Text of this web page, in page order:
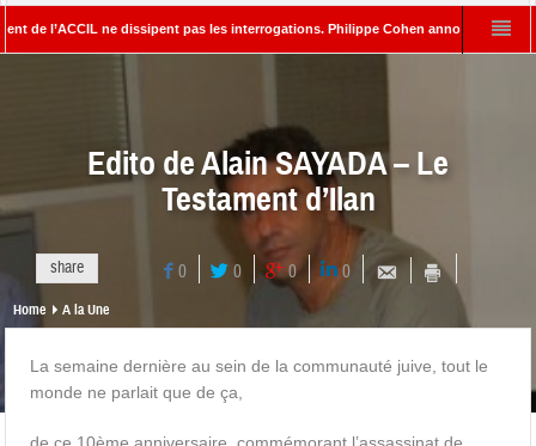
ne dissipent pas les interrogations. Philippe Cohen annonce se réserver le
Edito de Alain SAYADA – Le
Testament d’Ilan
share 0 0 0 0
Home A la Une
La semaine dernière au sein de la communauté juive, tout le
monde ne parlait que de ça,